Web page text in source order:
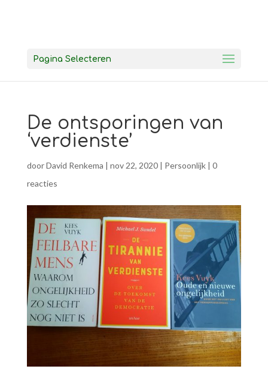
Pagina Selecteren
De ontsporingen van
‘verdienste’
doorDavid Renkema | nov 22, 2020| Persoonlijk| 0
reacties